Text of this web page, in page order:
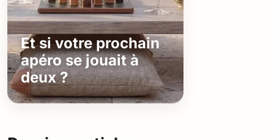
Et si votre prochain
apéro se jouait à
deux ?